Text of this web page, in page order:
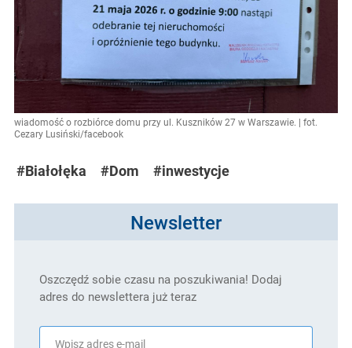
wiadomość o rozbiórce domu przy ul. Kuszników 27 w Warszawie. | fot.
Cezary Lusiński/facebook
#Białołęka #Dom #inwestycje
Newsletter
Oszczędź sobie czasu na poszukiwania! Dodaj
adres do newslettera już teraz